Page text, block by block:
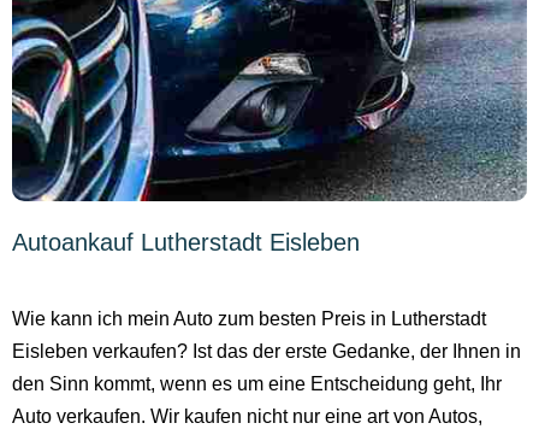
Autoankauf Lutherstadt Eisleben
Wie kann ich mein Auto zum besten Preis in Lutherstadt
Eisleben verkaufen? Ist das der erste Gedanke, der Ihnen in
den Sinn kommt, wenn es um eine Entscheidung geht, Ihr
Auto verkaufen. Wir kaufen nicht nur eine art von Autos,